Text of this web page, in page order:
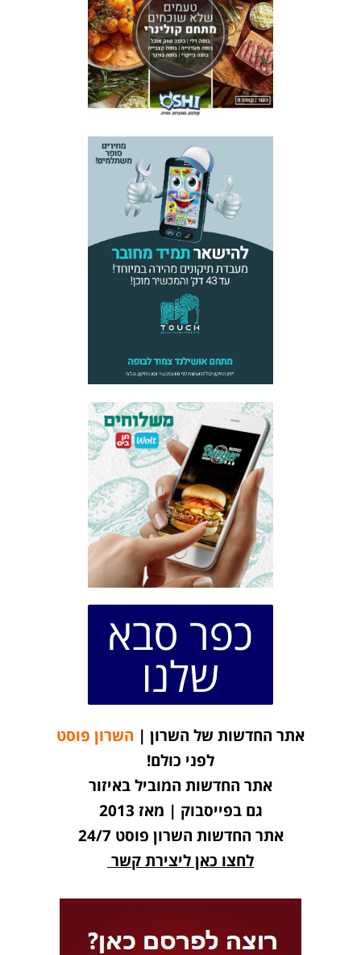
כפר סבא
שלנו
אתר החדשות של השרון | השרון פוסט
לפני כולם!
אתר החדשות המוביל באיזור
גם בפייסבוק | מאז 2013
אתר החדשות השרון פוסט 24/7
לחצו כאן ליצירת קשר